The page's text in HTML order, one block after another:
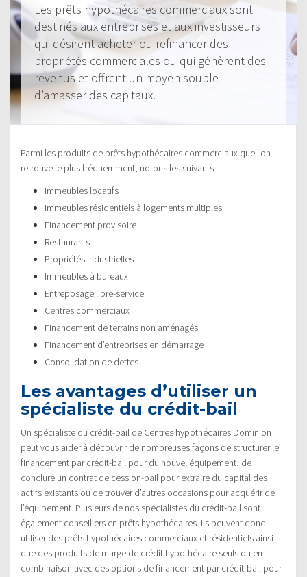
Les prêts hypothécaires commerciaux sont
destinés aux entreprises et aux investisseurs
qui désirent acheter ou refinancer des
propriétés commerciales ou qui génèrent des
revenus et offrent un moyen souple
d’amasser des capitaux.
Parmi les produits de prêts hypothécaires commerciaux que l’on
retrouve le plus fréquemment, notons les suivants
Immeubles locatifs
Immeubles résidentiels à logements multiples
Financement provisoire
Restaurants
Propriétés industrielles
Immeubles à bureaux
Entreposage libre-service
Centres commerciaux
Financement de terrains non aménagés
Financement d’entreprises en démarrage
Consolidation de dettes
Les avantages d’utiliser un
spécialiste du crédit-bail
Un spécialiste du crédit-bail de Centres hypothécaires Dominion
peut vous aider à découvrir de nombreuses façons de structurer le
financement par crédit-bail pour du nouvel équipement, de
conclure un contrat de cession-bail pour extraire du capital des
actifs existants ou de trouver d’autres occasions pour acquérir de
l’équipement. Plusieurs de nos spécialistes du crédit-bail sont
également conseillers en prêts hypothécaires. Ils peuvent donc
utiliser des prêts hypothécaires commerciaux et résidentiels ainsi
que des produits de marge de crédit hypothécaire seuls ou en
combinaison avec des options de financement par crédit-bail pour